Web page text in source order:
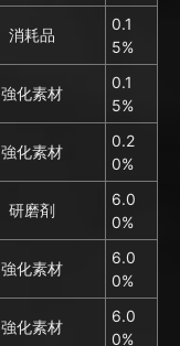
消耗品
0.1
5%
強化素材
0.1
5%
強化素材
0.2
0%
研磨剤
6.0
0%
強化素材
6.0
0%
強化素材
6.0
0%